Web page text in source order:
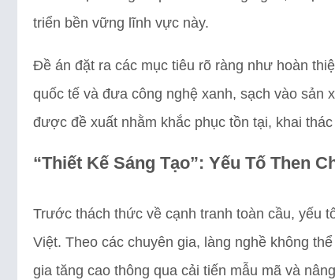
triển bền vững lĩnh vực này.
Đề án đặt ra các mục tiêu rõ ràng như hoàn
quốc tế và đưa công nghệ xanh, sạch vào sản
được đề xuất nhằm khắc phục tồn tại, khai
“Thiết Kế Sáng Tạo”: Yếu Tố Then
Trước thách thức về cạnh tranh toàn cầu, yếu
Việt. Theo các chuyên gia, làng nghề không
gia tăng cao thông qua cải tiến mẫu mã và